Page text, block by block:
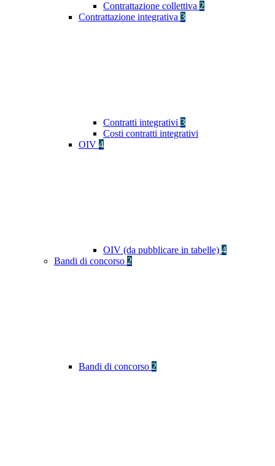
Contrattazione collettiva 2
Contrattazione integrativa 3
Contratti integrativi 3
Costi contratti integrativi
OIV 4
OIV (da pubblicare in tabelle) 4
Bandi di concorso 2
Bandi di concorso 2